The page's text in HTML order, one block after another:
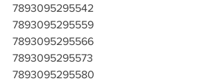
7893095295542
7893095295559
7893095295566
7893095295573
7893095295580